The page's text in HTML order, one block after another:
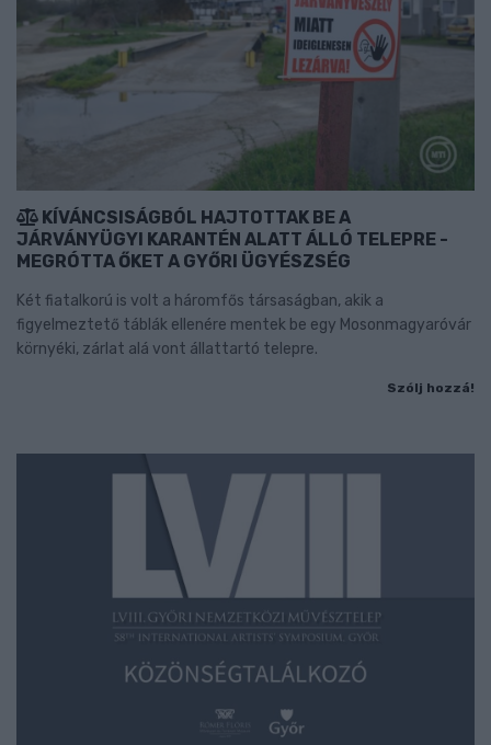
KÍVÁNCSISÁGBÓL HAJTOTTAK BE A
JÁRVÁNYÜGYI KARANTÉN ALATT ÁLLÓ TELEPRE -
MEGRÓTTA ŐKET A GYŐRI ÜGYÉSZSÉG
Két fiatalkorú is volt a háromfős társaságban, akik a
figyelmeztető táblák ellenére mentek be egy Mosonmagyaróvár
környéki, zárlat alá vont állattartó telepre.
Szólj hozzá!